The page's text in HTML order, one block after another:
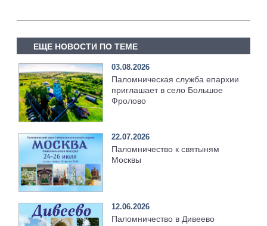
ЕЩЕ НОВОСТИ ПО ТЕМЕ
03.08.2026
Паломническая служба епархии
приглашает в село Большое
Фролово
22.07.2026
Паломничество к святыням
Москвы
12.06.2026
Паломничество в Дивеево